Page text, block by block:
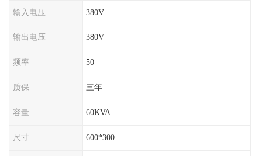
输入电压 380V
输出电压 380V
频率 50
质保 三年
容量 60KVA
尺寸 600*300